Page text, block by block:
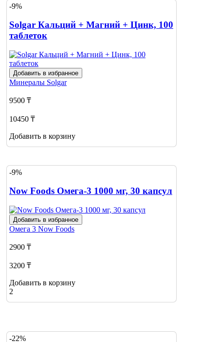
-9%
Solgar Кальций + Магний + Цинк, 100
таблеток
Добавить в избранное
Минералы Solgar
9500 ₸
10450 ₸
Добавить в корзину
-9%
Now Foods Омега-3 1000 мг, 30 капсул
Добавить в избранное
Омега 3 Now Foods
2900 ₸
3200 ₸
Добавить в корзину
2
-22%